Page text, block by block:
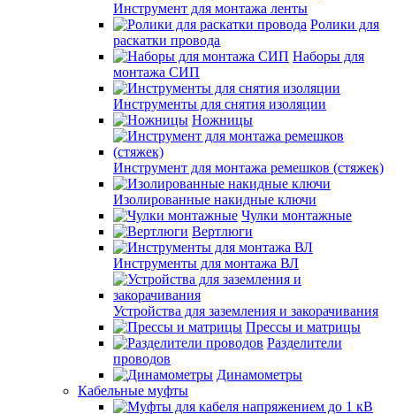
Инструмент для монтажа ленты
Ролики для
раскатки провода
Наборы для
монтажа СИП
Инструменты для снятия изоляции
Ножницы
Инструмент для монтажа ремешков (стяжек)
Изолированные накидные ключи
Чулки монтажные
Вертлюги
Инструменты для монтажа ВЛ
Устройства для заземления и закорачивания
Прессы и матрицы
Разделители
проводов
Динамометры
Кабельные муфты